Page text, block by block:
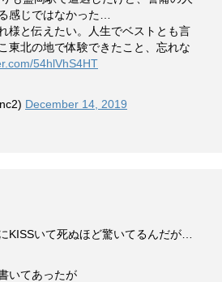
感じではなかった…
様と伝えたい。人生でベストとも言
東北の地で体験できたこと、忘れな
54hlVhS4HT
December 14, 2019
KISSいて死ぬほど驚いてるんだが…
いてあったが